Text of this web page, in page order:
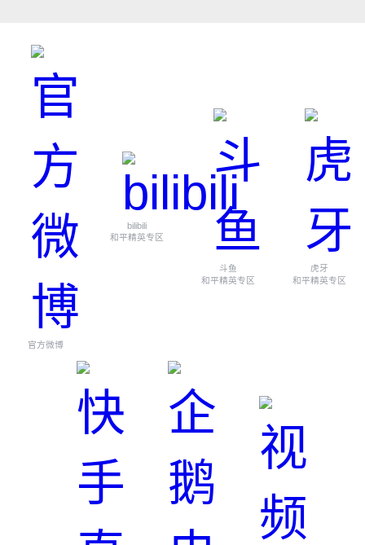
官方微博
bilibili
和平精英专区
斗鱼
和平精英专区
虎牙
和平精英专区